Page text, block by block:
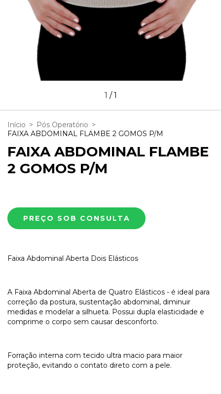
1 /1
Início > Pós Operatório >
FAIXA ABDOMINAL FLAMBE 2 GOMOS P/M
FAIXA ABDOMINAL FLAMBE
2 GOMOS P/M
Faixa Abdominal Aberta Dois Elásticos
A Faixa Abdominal Aberta de Quatro Elásticos - é ideal para
correção da postura, sustentação abdominal, diminuir
medidas e modelar a silhueta. Possui dupla elasticidade e
comprime o corpo sem causar desconforto.
Forração interna com tecido ultra macio para maior
proteção, evitando o contato direto com a pele.